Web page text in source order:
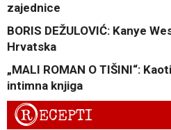
zajednice
BORIS DEŽULOVIĆ: Kanye
Hrvatska
„MALI ROMAN O TIŠINI“:
intimna knjiga
RECEPTI